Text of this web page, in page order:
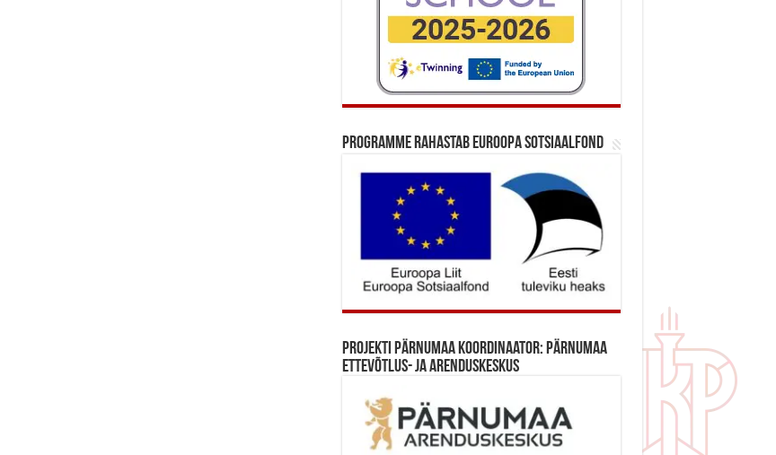
Programme rahastab Euroopa Sotsiaalfond
Projekti Pärnumaa koordinaator: Pärnumaa
Ettevõtlus- ja Arenduskeskus